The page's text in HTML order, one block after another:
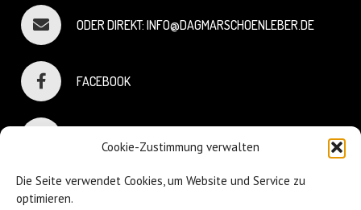
Cookie-Zustimmung verwalten
Die Seite verwendet Cookies, um Website und Service zu
optimieren.
ODER DIREKT: INFO@DAGMARSCHOENLEBER.DE
FACEBOOK